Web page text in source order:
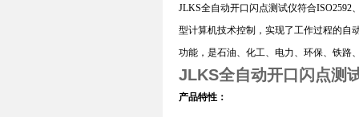
JLKS全自动开口闪点测试仪符合ISO2592
型计算机技术控制，实现了工作过程的自
功能，是石油、化工、电力、环保、铁路
JLKS全自动开口闪点测
产品特性：